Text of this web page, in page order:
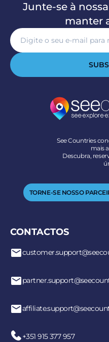
Junte-se à
manter
See Countries
mais
Descubra,
TORNE-SE NOSSO
CONTACTOS
+351 915 377 957